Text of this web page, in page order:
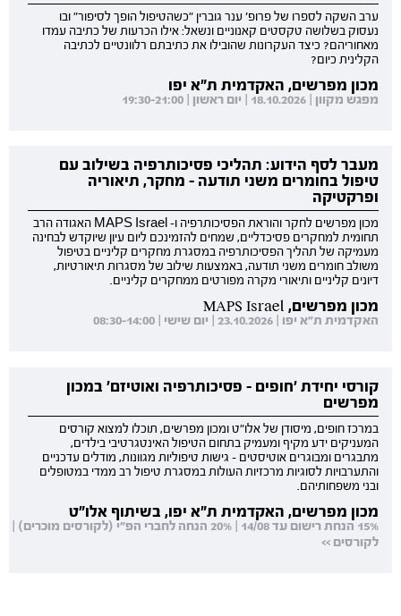
ערב השקה לספרו של פרופ' ענר גוברין "כשהטיפול הופך לסיפור" ובו
נעסוק בשלושה טקסטים קאנוניים ונשאל: אילו הכרעות של כתיבה עמדו
מאחוריהם? כיצד העקרונות שהובילו את כתיבתם רלוונטיים לכתיבה
הקלינית כיום?
מכון מפרשים, האקדמית ת"א יפו
מפגש מקוון | 18.10.2026 | יום ראשון | 19:30-21:00
מעבר לסף הידוע: תהליכי פסיכותרפיה בשילוב עם
טיפול בחומרים משני תודעה - מחקר, תיאוריה
ופרקטיקה
מכון מפרשים לחקר והוראת הפסיכותרפיה ו- MAPS Israel האגודה הרב
תחומית למחקרים פסיכדליים, שמחים להזמינכם ליום עיון שיוקדש לבחינה
מעמיקה של תהליך הפסיכותרפיה במסגרת מחקרים קליניים בטיפול
משולב חומרים משני תודעה, באמצעות שילוב של מסגרות תיאורטיות,
דיונים קליניים ותיאורי מקרה מפורטים ממחקרים קליניים.
מכון מפרשים, MAPS Israel
האקדמית ת"א יפו | 23.10.2026 | יום שישי | 08:30-14:00
קורסי יחידת 'חופים - פסיכותרפיה ואוטיזם' במכון
מפרשים
במרכז חופים, מיסודן של אלו"ט ומכון מפרשים, תוכלו למצוא קורסים
המעניקים ידע מקיף ומעמיק בתחום הטיפול האינטגרטיבי בילדים,
מתבגרים ומבוגרים אוטיסטים - גישות טיפוליות מגוונות, מודלים עדכניים
והתערבויות לסוגיות מרכזיות העולות במסגרת טיפול רב ממדי במטופלים
ובני משפחותיהם.
מכון מפרשים, האקדמית ת"א יפו, בשיתוף אלו"ט
15% הנחת רישום עד 14/08 | 20% הנחה לחברי הפ"י (לקורסים מוכרים) |
לקורסים >>